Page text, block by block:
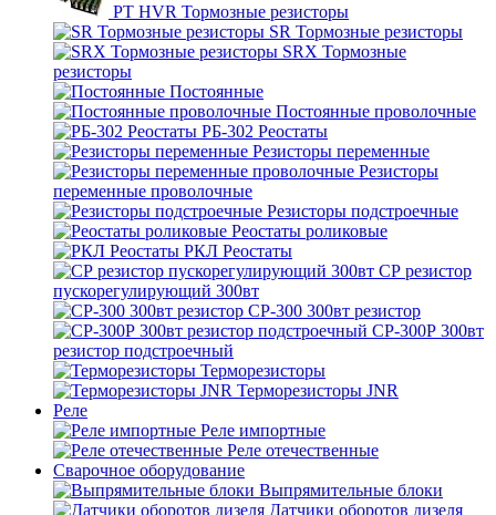
PT HVR Тормозные резисторы
SR Тормозные резисторы
SRX Тормозные
резисторы
Постоянные
Постоянные проволочные
РБ-302 Реостаты
Резисторы переменные
Резисторы
переменные проволочные
Резисторы подстроечные
Реостаты роликовые
РКЛ Реостаты
СР резистор
пускорегулирующий 300вт
СР-300 300вт резистор
СР-300Р 300вт
резистор подстроечный
Терморезисторы
Терморезисторы JNR
Реле
Реле импортные
Реле отечественные
Сварочное оборудование
Выпрямительные блоки
Датчики оборотов дизеля